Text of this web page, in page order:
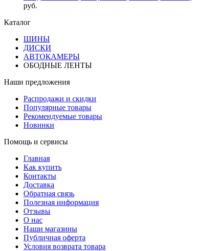
руб.
Каталог
ШИНЫ
ДИСКИ
АВТОКАМЕРЫ
ОБОДНЫЕ ЛЕНТЫ
Наши предложения
Распродажи и скидки
Популярные товары
Рекомендуемые товары
Новинки
Помощь и сервисы
Главная
Как купить
Контакты
Доставка
Обратная связь
Полезная информация
Отзывы
О нас
Наши магазины
Публичная оферта
Условия возврата товара